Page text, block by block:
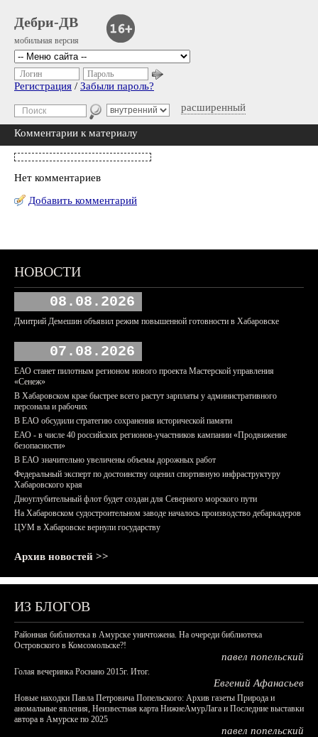
Дебри-ДВ
мобильная версия
расширенный
Логин Пароль
Регистрация / Забыли пароль?
Комментарии к материалу
Нет комментариев
Добавить комментарий
НОВОСТИ
08.08.2026
Дмитрий Демешин объявил режим повышенной готовности в Хабаровске
07.08.2026
ЕАО станет пилотным регионом нового проекта Мастерской управления
«Сенеж»
В Хабаровском крае быстрее всего растут зарплаты у административного
персонала и рабочих
В ЕАО обсудили стратегию сохранения исторической памяти
ЕАО - в числе 40 российских регионов-участников кампании «Продвижение
безопасности»
В ЕАО значительно увеличены объемы дорожных работ
Федеральный эксперт по достоинству оценил спортивную инфраструктуру
Хабаровского края
Дноуглубительный флот будет создан для Северного морского пути
На Хабаровском судостроительном заводе началось производство дебаркадеров
ЦУМ в Хабаровске вернули государству
Архив новостей >>
ИЗ БЛОГОВ
Районная библиотека в Амурске уничтожена. На очереди библиотека
Островского в Комсомольске?!
павел попельский
Голая вечеринка Роснано 2015г. Итог.
Евгений Афанасьев
Новые находки Павла Петровича Попельского: Архив газеты Природа и
аномальные явления, Неизвестная карта НижнеАмурЛага и Последние выставки
автора в Амурске по 2025
павел попельский